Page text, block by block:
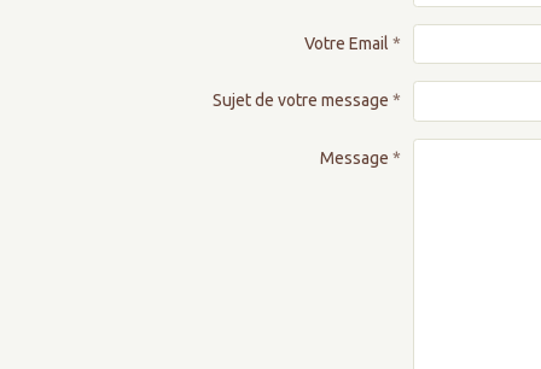
Votre Email
Sujet de votre message
Message